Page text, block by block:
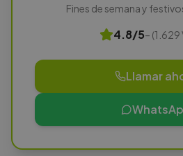
Fines de semana y
4.8/5–
Llamar